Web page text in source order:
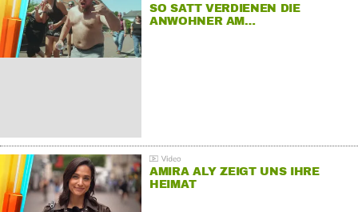
SO SATT VERDIENEN DIE
ANWOHNER AM…
AMIRA ALY ZEIGT UNS IHRE
HEIMAT